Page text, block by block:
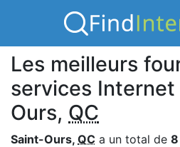
Les meilleurs
services Internet
Ours, QC
Saint-Ours, QC a un total de 8